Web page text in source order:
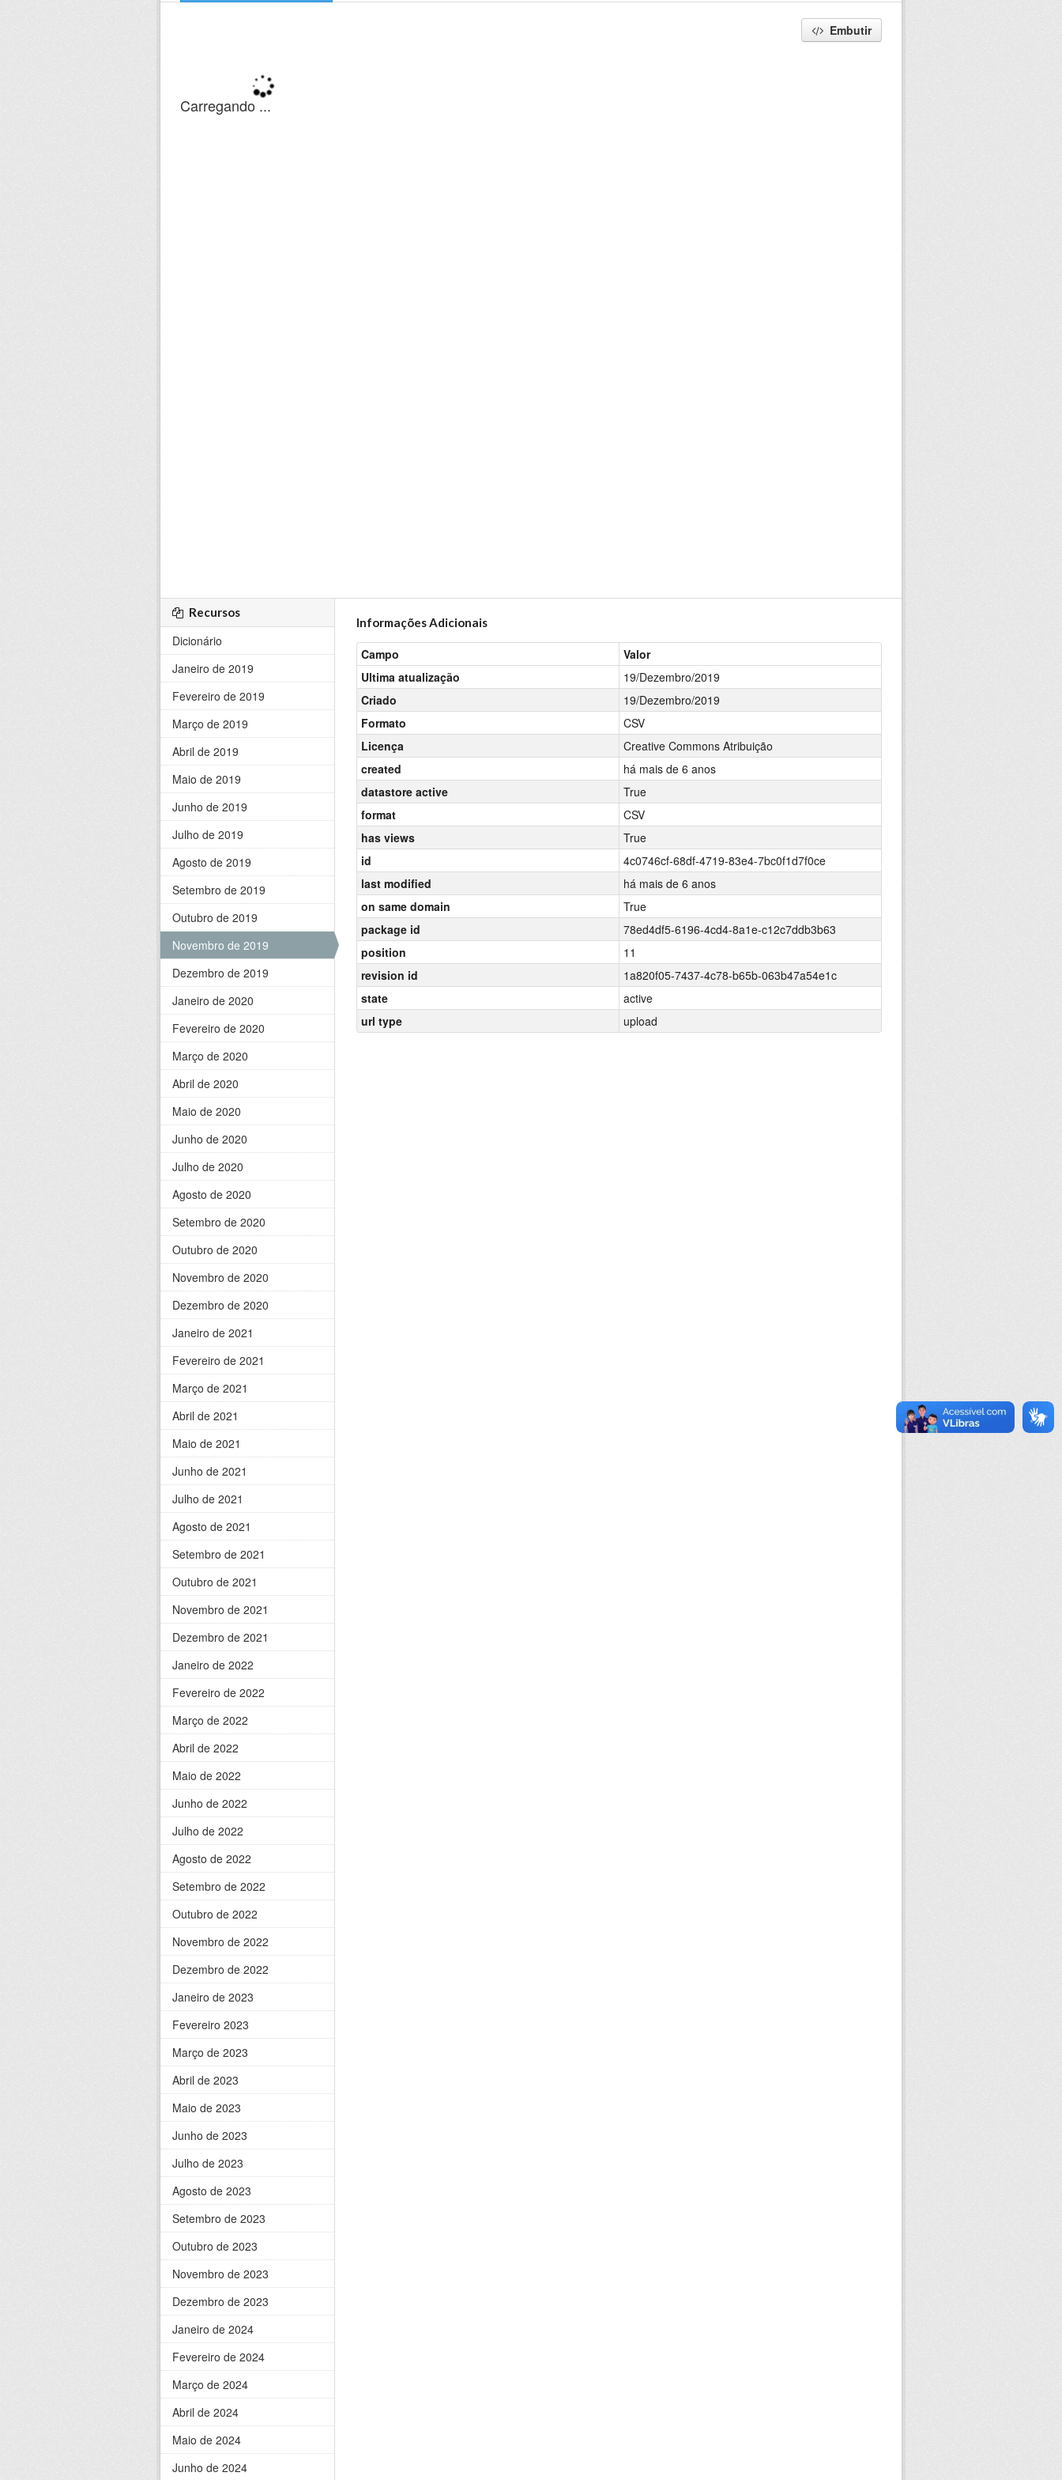
Embutir
Informações Adicionais
Campo
Valor
Ultima atualização
19/Dezembro/2019
Criado
19/Dezembro/2019
Formato
CSV
Licença
Creative Commons Atribuição
created
há mais de 6 anos
datastore active
True
format
CSV
has views
True
id
4c0746cf-68df-4719-83e4-7bc0f1d7f0ce
last modified
há mais de 6 anos
on same domain
True
package id
78ed4df5-6196-4cd4-8a1e-c12c7ddb3b63
position
11
revision id
1a820f05-7437-4c78-b65b-063b47a54e1c
state
active
url type
upload
Recursos
Dicionário
Janeiro de 2019
Fevereiro de 2019
Março de 2019
Abril de 2019
Maio de 2019
Junho de 2019
Julho de 2019
Agosto de 2019
Setembro de 2019
Outubro de 2019
Novembro de 2019
Dezembro de 2019
Janeiro de 2020
Fevereiro de 2020
Março de 2020
Abril de 2020
Maio de 2020
Junho de 2020
Julho de 2020
Agosto de 2020
Setembro de 2020
Outubro de 2020
Novembro de 2020
Dezembro de 2020
Janeiro de 2021
Fevereiro de 2021
Março de 2021
Abril de 2021
Maio de 2021
Junho de 2021
Julho de 2021
Agosto de 2021
Setembro de 2021
Outubro de 2021
Novembro de 2021
Dezembro de 2021
Janeiro de 2022
Fevereiro de 2022
Março de 2022
Abril de 2022
Maio de 2022
Junho de 2022
Julho de 2022
Agosto de 2022
Setembro de 2022
Outubro de 2022
Novembro de 2022
Dezembro de 2022
Janeiro de 2023
Fevereiro 2023
Março de 2023
Abril de 2023
Maio de 2023
Junho de 2023
Julho de 2023
Agosto de 2023
Setembro de 2023
Outubro de 2023
Novembro de 2023
Dezembro de 2023
Janeiro de 2024
Fevereiro de 2024
Março de 2024
Abril de 2024
Maio de 2024
Junho de 2024